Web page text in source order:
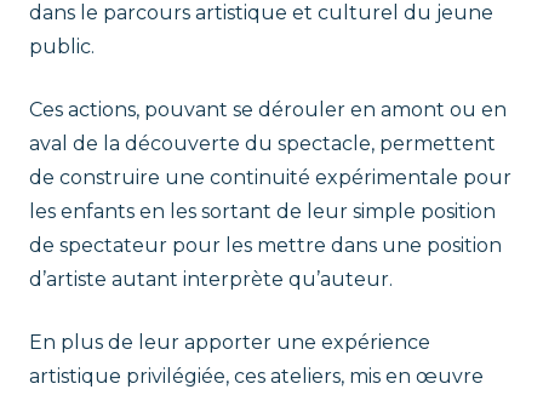
dans le parcours artistique et culturel du jeune
public.
Ces actions, pouvant se dérouler en amont ou en
aval de la découverte du spectacle, permettent
de construire une continuité expérimentale pour
les enfants en les sortant de leur simple position
de spectateur pour les mettre dans une position
d’artiste autant interprète qu’auteur.
En plus de leur apporter une expérience
artistique privilégiée, ces ateliers, mis en œuvre